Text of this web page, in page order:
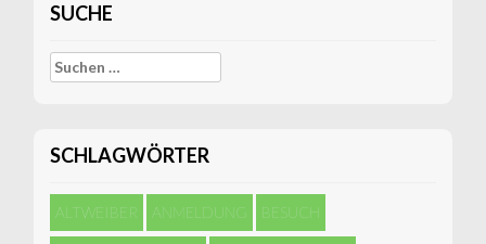
SUCHE
Suchen
nach:
SCHLAGWÖRTER
ALTWEIBER ANMELDUNG BESUCH